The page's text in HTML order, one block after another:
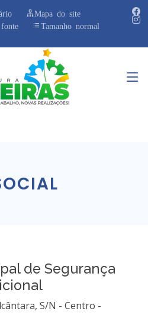
Mapa do site
Tamanho normal
de Segurança
S/N - Centro -